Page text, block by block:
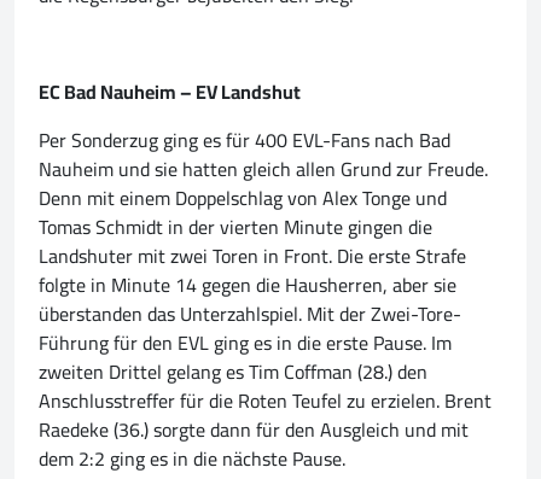
EC Bad Nauheim – EV Landshut
Per Sonderzug ging es für 400 EVL-Fans nach Bad
Nauheim und sie hatten gleich allen Grund zur Freude.
Denn mit einem Doppelschlag von Alex Tonge und
Tomas Schmidt in der vierten Minute gingen die
Landshuter mit zwei Toren in Front. Die erste Strafe
folgte in Minute 14 gegen die Hausherren, aber sie
überstanden das Unterzahlspiel. Mit der Zwei-Tore-
Führung für den EVL ging es in die erste Pause. Im
zweiten Drittel gelang es Tim Coffman (28.) den
Anschlusstreffer für die Roten Teufel zu erzielen. Brent
Raedeke (36.) sorgte dann für den Ausgleich und mit
dem 2:2 ging es in die nächste Pause.